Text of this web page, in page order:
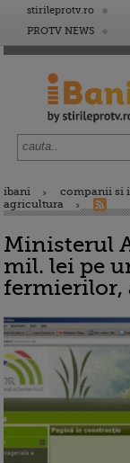
stirileprotv.ro
PROTV NEWS
ibani
companii si
agricultura
Ministerul
mil. lei pe
fermierilor,